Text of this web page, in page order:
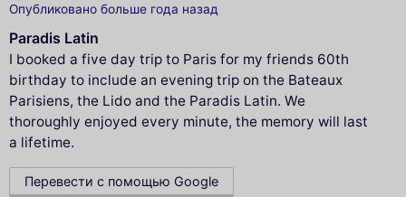
Опубликовано больше года назад
Paradis Latin
I booked a five day trip to Paris for my friends 60th
birthday to include an evening trip on the Bateaux
Parisiens, the Lido and the Paradis Latin. We
thoroughly enjoyed every minute, the memory will last
a lifetime.
Перевести с помощью Google